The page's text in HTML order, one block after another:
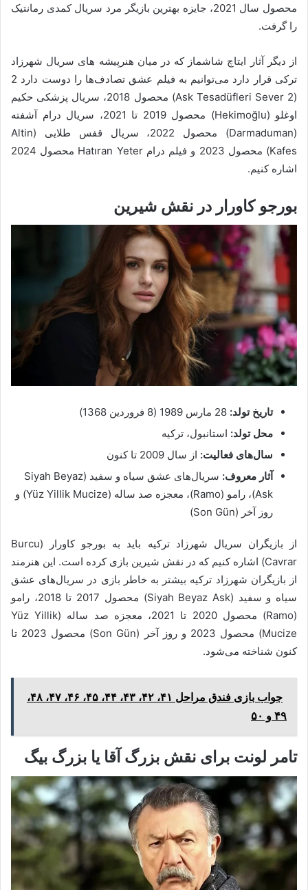
محصول سال 2021، جایزه بهترین بازیگر مرد سریال کمدی رمانتیک
را گرفت.
از دیگر آثار ایتاچ شاشماز که در میان هنرپیشه های سریال شهرزاد
ترکی قرار دارد می‌توانیم به فیلم عشق تصادف‌ها را دوست دارد 2
(Ask Tesadüfleri Sever 2) محصول 2018، سریال پزشکی حکیم
اوغلو (Hekimoğlu) محصول 2019 تا 2021، سریال درام آشفته
(Darmaduman) محصول 2022، سریال قفس طلایی (Altin
Kafes) محصول 2023 و فیلم درام Hatıran Yeter محصول 2024
اشاره کنیم.
بورجو کاورار در نقش شیرین
تاریخ تولد:
محل تولد: استانبول، ترکیه
سال‌های فعالیت: از سال 2009 تا کنون
آثار معروف:
سریال‌های عشق سیاه و سفید (Siyah Beyaz
Ask)، رامو (Ramo)، معجزه صد ساله (Yüz Yillik Mucize) و
روز آخر (Son Gün)
از بازیگران سریال شهرزاد ترکیه باید به بورجو کاورار (Burcu
Cavrar) اشاره کنیم که در نقش شیرین بازی کرده است. این هنرمند
از بازیگران شهرزاد ترکیه بیشتر به خاطر بازی در سریال‌های عشق
سیاه و سفید (Siyah Beyaz Ask) محصول 2017 تا 2018، رامو
(Ramo) محصول 2020 تا 2021، معجزه صد ساله (Yüz Yillik
Mucize) محصول 2023 و روز آخر (Son Gün) محصول 2023 تا
کنون شناخته می‌شود.
جواب بازی فندق مراحل ۴۱، ۴۲، ۴۳، ۴۴، ۴۵، ۴۶، ۴۷، ۴۸،
۴۹ و ۵۰
تامر لونت برای نقش بزرگ آقا یا بزرگ بیگ